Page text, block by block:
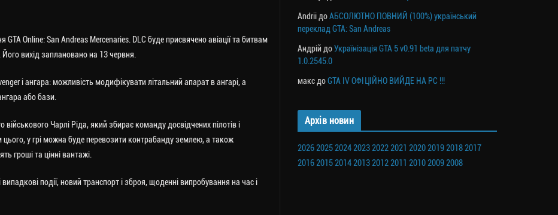
GTA Online: San Andreas Mercenaries. DLC буде присвячено авіації та битвам
Його вихід заплановано на 13 червня.
і ангара: можливість модифікувати літальний апарат в ангарі, а
або бази.
Чарлі Ріда, який збирає команду досвідчених пілотів і
цього, у грі можна буде перевозити контрабанду землею, а також
гроші та цінні вантажі.
події, новий транспорт і зброя, щоденні випробування на час і
Andrii доАБСОЛЮТНО ПОВНИЙ (100%) український
переклад GTA: San Andreas
Андрій доУкраїнізація GTA 5 v0.91 beta для патчу
1.0.2545.0
макс доGTA IV ОФІЦІЙНО ВИЙДЕ НА PC !!!
Архів новин
202620252024202320222021 2020201920182017
201620152014201320122011 201020092008